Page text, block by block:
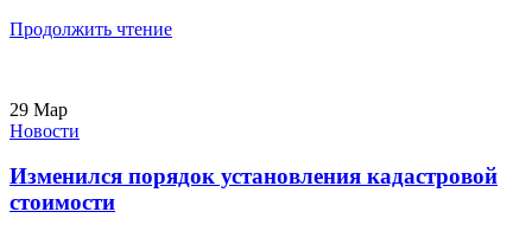
Продолжить чтение
29 Мар
Новости
Изменился порядок установления кадастровой
стоимости